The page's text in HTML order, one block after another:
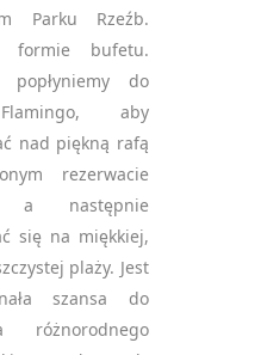
Parku Rzeźb.
formie bufetu.
popłyniemy do
aby
nad piękną rafą
rezerwacie
a następnie
się na miękkiej,
plaży. Jest
szansa do
różnorodnego